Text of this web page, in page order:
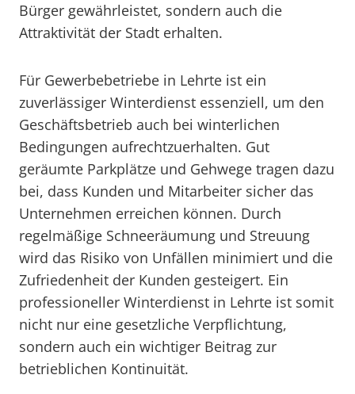
Bürger gewährleistet, sondern auch die
Attraktivität der Stadt erhalten.
Für Gewerbebetriebe in Lehrte ist ein
zuverlässiger Winterdienst essenziell, um den
Geschäftsbetrieb auch bei winterlichen
Bedingungen aufrechtzuerhalten. Gut
geräumte Parkplätze und Gehwege tragen dazu
bei, dass Kunden und Mitarbeiter sicher das
Unternehmen erreichen können. Durch
regelmäßige Schneeräumung und Streuung
wird das Risiko von Unfällen minimiert und die
Zufriedenheit der Kunden gesteigert. Ein
professioneller Winterdienst in Lehrte ist somit
nicht nur eine gesetzliche Verpflichtung,
sondern auch ein wichtiger Beitrag zur
betrieblichen Kontinuität.